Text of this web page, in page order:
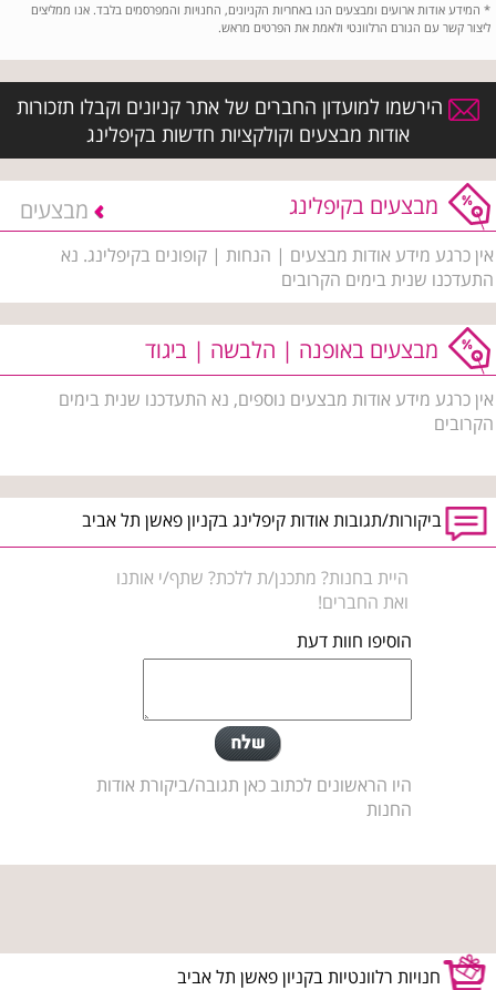
* המידע אודות ארועים ומבצעים הנו באחריות הקניונים, החנויות והמפרסמים בלבד. אנו ממליצים
ליצור קשר עם הגורם הרלוונטי ולאמת את הפרטים מראש.
הירשמו למועדון החברים של אתר קניונים וקבלו תזכורות
אודות מבצעים וקולקציות חדשות בקיפלינג
מבצעים בקיפלינג מבצעים
אין כרגע מידע אודות מבצעים | הנחות | קופונים בקיפלינג. נא
התעדכנו שנית בימים הקרובים
מבצעים באופנה | הלבשה | ביגוד
אין כרגע מידע אודות מבצעים נוספים, נא התעדכנו שנית בימים
הקרובים
ביקורות/תגובות אודות קיפלינג בקניון פאשן תל אביב
היית בחנות? מתכנן/ת ללכת? שתף/י אותנו
ואת החברים!
הוסיפו חוות דעת
היו הראשונים לכתוב כאן תגובה/ביקורת אודות
החנות
חנויות רלוונטיות בקניון פאשן תל אביב